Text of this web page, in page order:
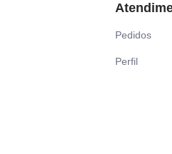
Pedidos
Perfil